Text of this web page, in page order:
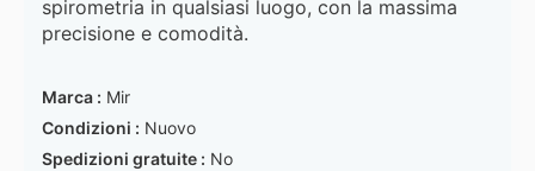
spirometria in qualsiasi luogo, con la massima
precisione e comodità.
Marca : Mir
Condizioni : Nuovo
Spedizioni gratuite : No